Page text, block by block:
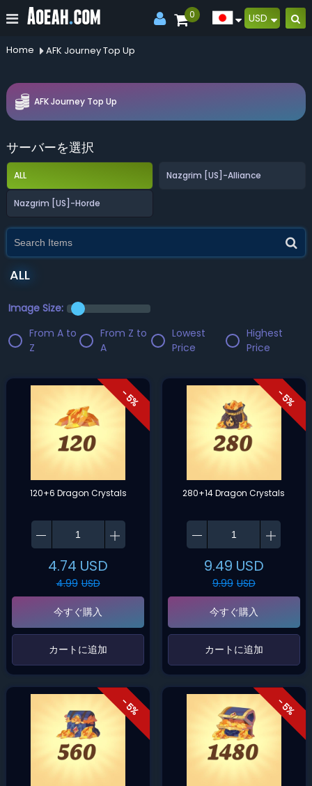
0 USD
Home AFK Journey Top Up
AFK Journey Top Up
サーバーを選択
ALL Nazgrim [US]-Alliance
Nazgrim [US]-Horde
ALL
Image Size:
From A to
Z
From Z to
A
Lowest
Price
Highest
Price
- 5%
120+6 Dragon Crystals
4.74 USD
4.99 USD
今すぐ購入
‌カートに追加‌
- 5%
280+14 Dragon Crystals
9.49 USD
9.99 USD
今すぐ購入
‌カートに追加‌
- 5% - 5%